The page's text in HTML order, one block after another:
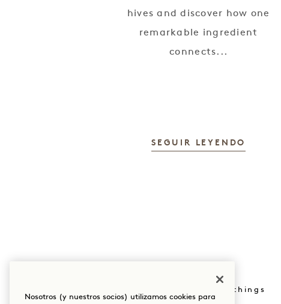
hives and discover how one
remarkable ingredient
connects...
SEGUIR LEYENDO
Nuestras sedes
Tienda Goodthings
Nosotros (y nuestros socios) utilizamos cookies para